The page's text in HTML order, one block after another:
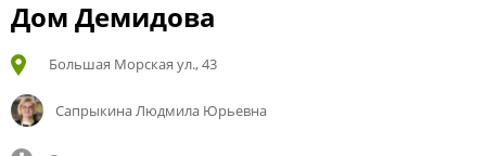
Дом Демидова
Большая Морская ул., 43
Сапрыкина Людмила Юрьевна